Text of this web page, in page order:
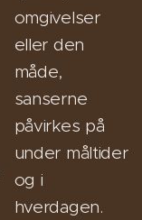
omgivelser
eller den
måde,
sanserne
påvirkes på
under måltider
og i
hverdagen.